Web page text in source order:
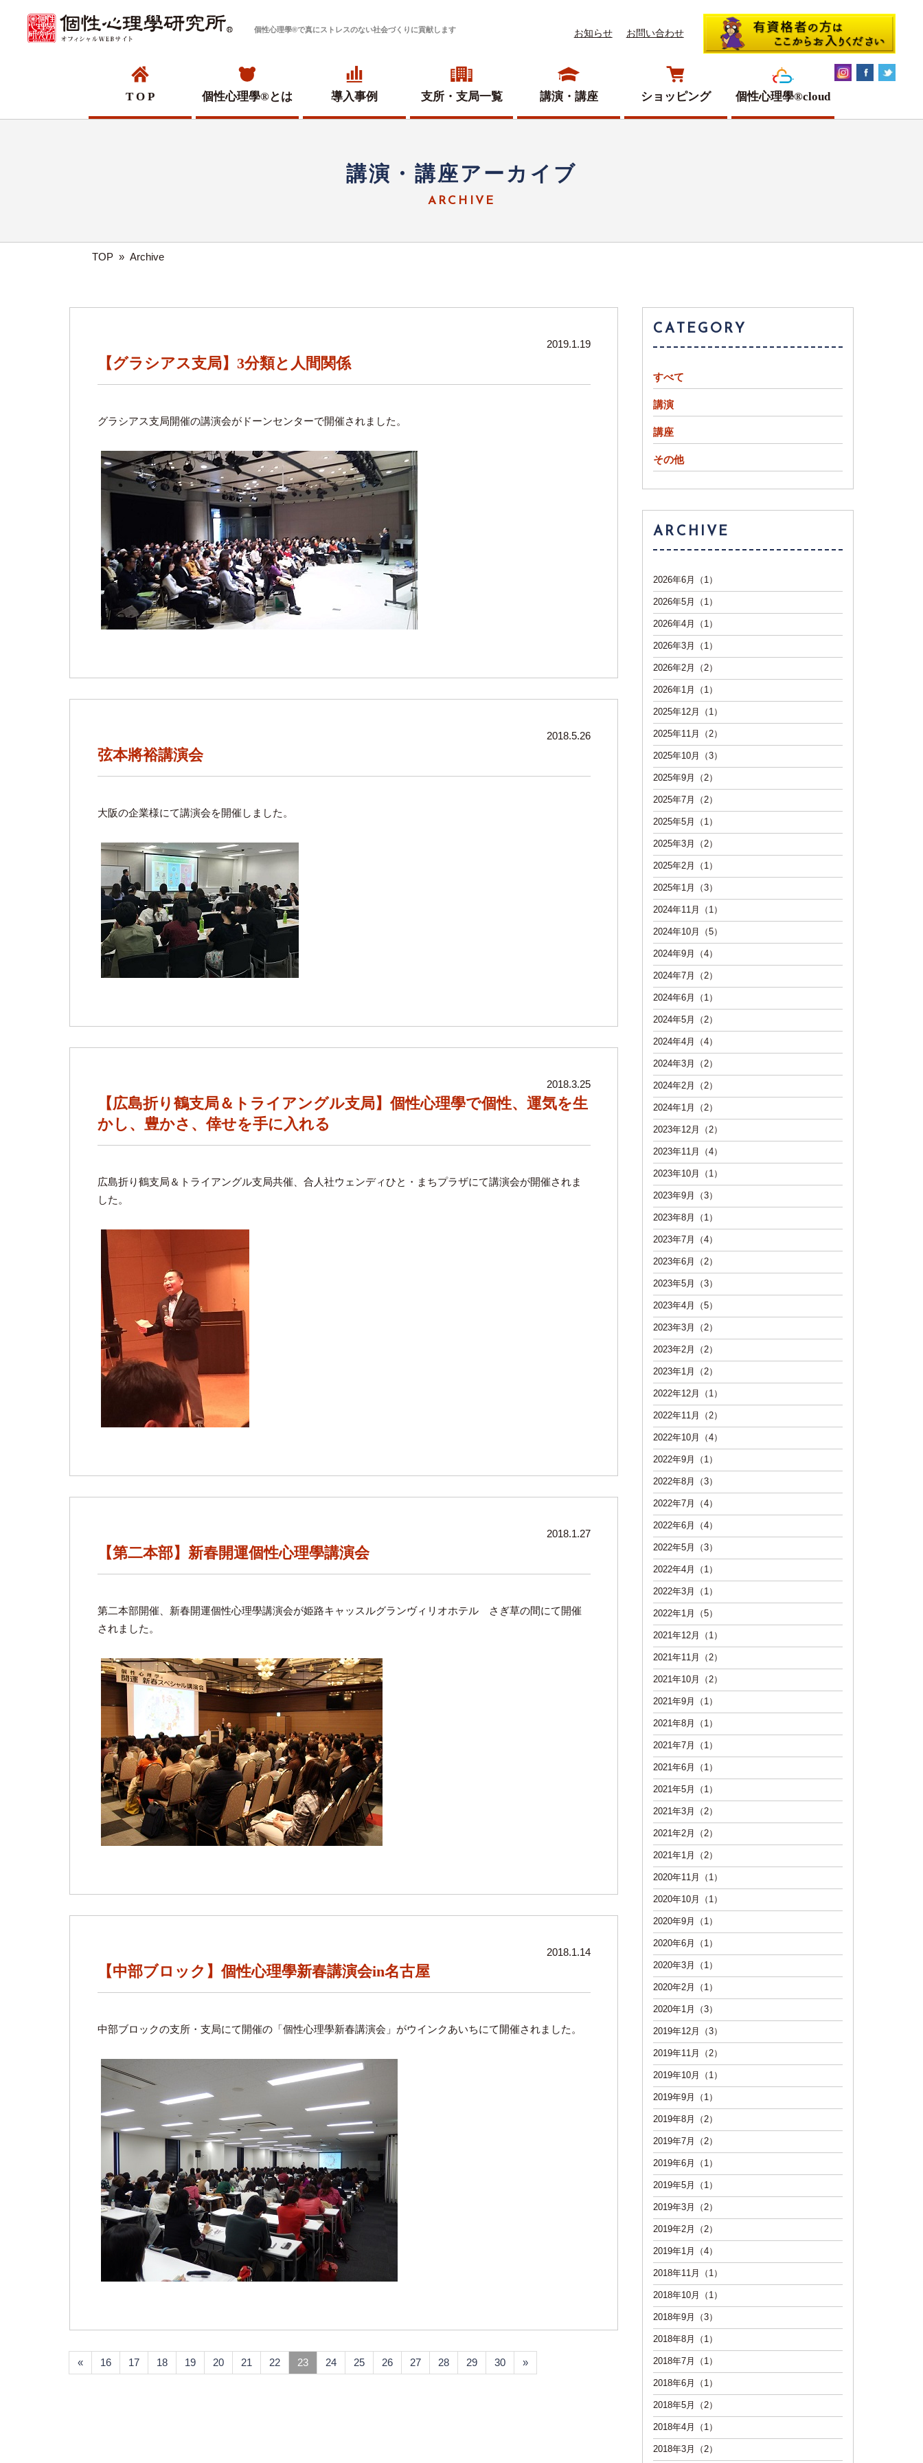
個性心理學®で真にストレスのない社会づくりに貢献します お知らせ お問い合わせ
T O P 個性心理學®とは 導入事例 支所・ 支局一覧 講演・講座 ショッピング 個性心理學®cloud
講演・講座アーカイブ
ARCHIVE
TOP » Archive
2019.1.19
【グラシアス支局】3分類と人間関係
グラシアス支局開催の講演会がドーンセンターで開催されました。
2018.5.26
弦本將裕講演会
大阪の企業様にて講演会を開催しました。
2018.3.25
【広島折り鶴支局＆トライアングル支局】個性心理學で個性、運気を生
かし、豊かさ、倖せを手に入れる
広島折り鶴支局＆トライアングル支局共催、合人社ウェンディひと・まちプラザにて講演会が開催されま
した。
2018.1.27
【第二本部】新春開運個性心理學講演会
第二本部開催、新春開運個性心理學講演会が姫路キャッスルグランヴィリオホテル さぎ草の間にて開催
されました。
2018.1.14
【中部ブロック】個性心理學新春講演会in名古屋
中部ブロックの支所・支局にて開催の「個性心理學新春講演会」がウインクあいちにて開催されました。
« 16 17 18 19 20 21 22 23 24 25 26 27 28 29 30 »
CATEGORY
すべて
講演
講座
その他
ARCHIVE
2026年6月（1）
2026年5月（1）
2026年4月（1）
2026年3月（1）
2026年2月（2）
2026年1月（1）
2025年12月（1）
2025年11月（2）
2025年10月（3）
2025年9月（2）
2025年7月（2）
2025年5月（1）
2025年3月（2）
2025年2月（1）
2025年1月（3）
2024年11月（1）
2024年10月（5）
2024年9月（4）
2024年7月（2）
2024年6月（1）
2024年5月（2）
2024年4月（4）
2024年3月（2）
2024年2月（2）
2024年1月（2）
2023年12月（2）
2023年11月（4）
2023年10月（1）
2023年9月（3）
2023年8月（1）
2023年7月（4）
2023年6月（2）
2023年5月（3）
2023年4月（5）
2023年3月（2）
2023年2月（2）
2023年1月（2）
2022年12月（1）
2022年11月（2）
2022年10月（4）
2022年9月（1）
2022年8月（3）
2022年7月（4）
2022年6月（4）
2022年5月（3）
2022年4月（1）
2022年3月（1）
2022年1月（5）
2021年12月（1）
2021年11月（2）
2021年10月（2）
2021年9月（1）
2021年8月（1）
2021年7月（1）
2021年6月（1）
2021年5月（1）
2021年3月（2）
2021年2月（2）
2021年1月（2）
2020年11月（1）
2020年10月（1）
2020年9月（1）
2020年6月（1）
2020年3月（1）
2020年2月（1）
2020年1月（3）
2019年12月（3）
2019年11月（2）
2019年10月（1）
2019年9月（1）
2019年8月（2）
2019年7月（2）
2019年6月（1）
2019年5月（1）
2019年3月（2）
2019年2月（2）
2019年1月（4）
2018年11月（1）
2018年10月（1）
2018年9月（3）
2018年8月（1）
2018年7月（1）
2018年6月（1）
2018年5月（2）
2018年4月（1）
2018年3月（2）